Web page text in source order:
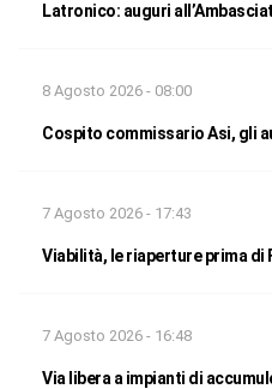
Latronico: auguri
8 Agosto 2026 - 08:00
Cospito commissario Asi, gli
7 Agosto 2026 - 17:43
Viabilità, le riaperture prima di
7 Agosto 2026 - 16:48
Via libera a impianti di